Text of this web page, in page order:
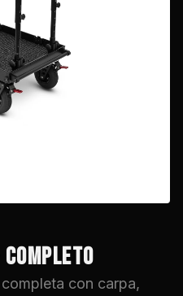
con carpa,